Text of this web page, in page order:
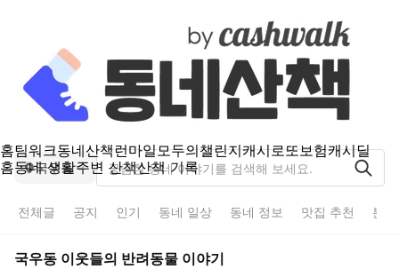
홈팀워크동네산책런마일모두의챌린지캐시로또보험캐시딜
홈동네 생활주변 산책산책 기록
국우동
전체글 공지 인기 동네 일상 동네 정보 맛집 추천 분
국우동 이웃들의 반려동물 이야기